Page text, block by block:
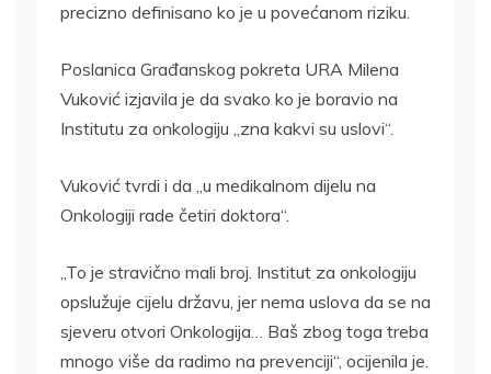
precizno definisano ko je u povećanom riziku.
Poslanica Građanskog pokreta URA Milena
Vuković izjavila je da svako ko je boravio na
Institutu za onkologiju „zna kakvi su uslovi“.
Vuković tvrdi i da „u medikalnom dijelu na
Onkologiji rade četiri doktora“.
„To je stravično mali broj. Institut za onkologiju
opslužuje cijelu državu, jer nema uslova da se na
sjeveru otvori Onkologija… Baš zbog toga treba
mnogo više da radimo na prevenciji“, ocijenila je.